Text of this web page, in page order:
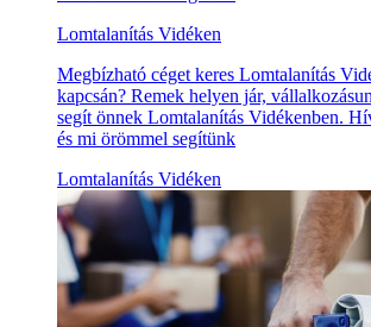
Lomtalanítás Vidéken
Megbízható céget keres Lomtalanítás
kapcsán? Remek helyen jár,
segít önnek Lomtalanítás Vidékenben.
és mi örömmel segítünk
Lomtalanítás Vidéken